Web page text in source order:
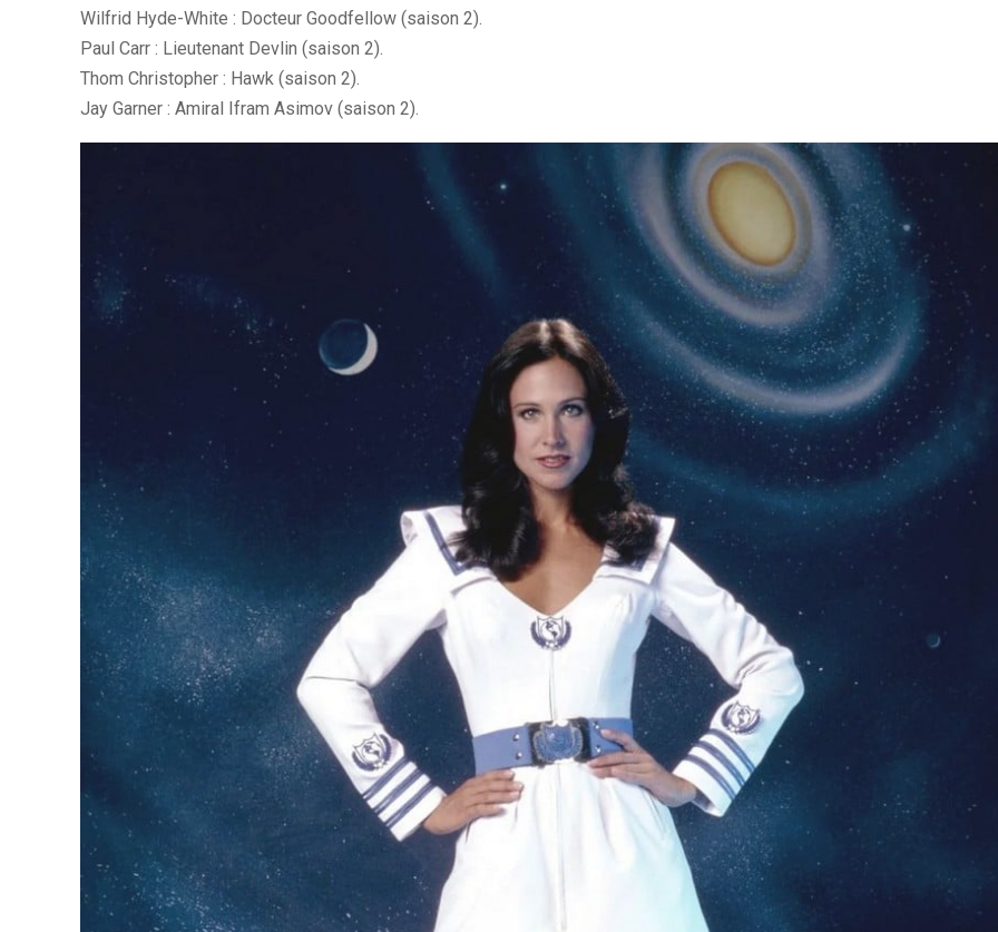
Wilfrid Hyde-White : Docteur Goodfellow (saison 2).
Paul Carr : Lieutenant Devlin (saison 2).
Thom Christopher : Hawk (saison 2).
Jay Garner : Amiral Ifram Asimov (saison 2).